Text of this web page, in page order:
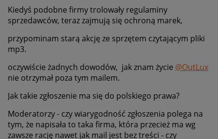
Kiedyś podobne firmy trolowały regulaminy
sprzedawców, teraz zajmują się ochroną marek,
przypominam starą akcję ze sprzętem czytającym pliki
mp3.
oczywiście żadnych dowodów, jak znam życie @OutLux
nie otrzymał poza tym mailem.
Jak takie zgłoszenie ma się do polskiego prawa?
Moderatorzy - czy wiarygodność zgłoszenia polega na
tym, że napisała to taka firma, która przecież ma wg
zawsze rację nawet jak mail jest bez treści - czy